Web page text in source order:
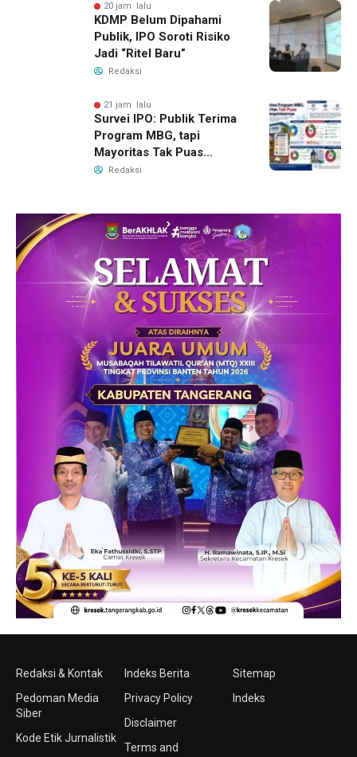
20 jam lalu
KDMP Belum Dipahami
Publik, IPO Soroti Risiko
Jadi “Ritel Baru”
Redaksi
21 jam lalu
Survei IPO: Publik Terima
Program MBG, tapi
Mayoritas Tak Puas
dengan Pengelolaannya
Redaksi
Redaksi & Kontak
Pedoman Media
Siber
Kode Etik Jurnalistik
Indeks Berita
Privacy Policy
Disclaimer
Terms and
Sitemap
Indeks